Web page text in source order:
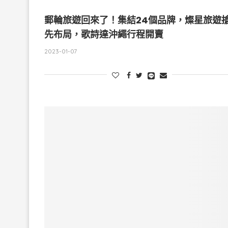
郵輪旅遊回來了！集結24個品牌，燦星旅遊
先布局，歌詩達沖繩行程開賣
2023-01-07